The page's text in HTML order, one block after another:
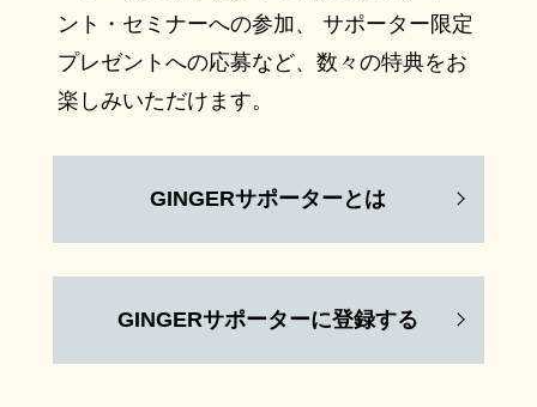
ント・セミナーへの参加、 サポーター限定
プレゼントへの応募など、数々の特典をお
楽しみいただけます。
GINGERサポーターとは
GINGERサポーターに登録する